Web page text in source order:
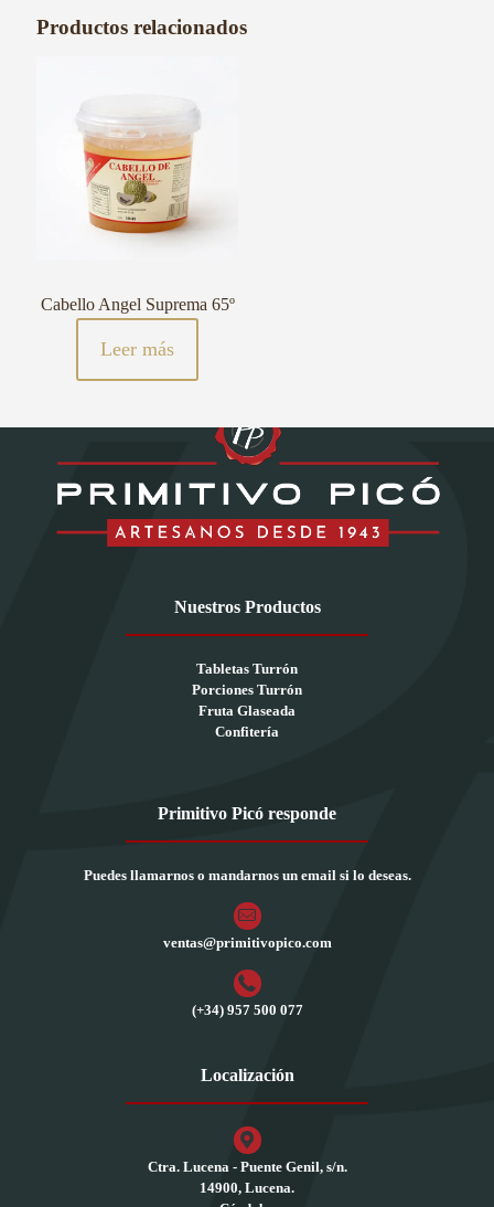
Productos relacionados
Cabello Angel Suprema 65º
Leer más
Nuestros Productos
Tabletas Turrón
Porciones Turrón
Fruta Glaseada
Confitería
Primitivo Picó responde
Puedes llamarnos o mandarnos un email si lo deseas.
ventas@primitivopico.com
(+34) 957 500 077
Localización
Ctra. Lucena - Puente Genil, s/n.
14900, Lucena.